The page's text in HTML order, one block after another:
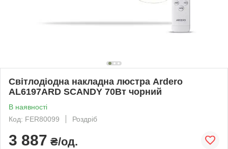
Світлодіодна накладна люстра Ardero
AL6197ARD SCANDY 70Вт чорний
В наявності
Код: FER80099
Роздріб
3 887 ₴/од.